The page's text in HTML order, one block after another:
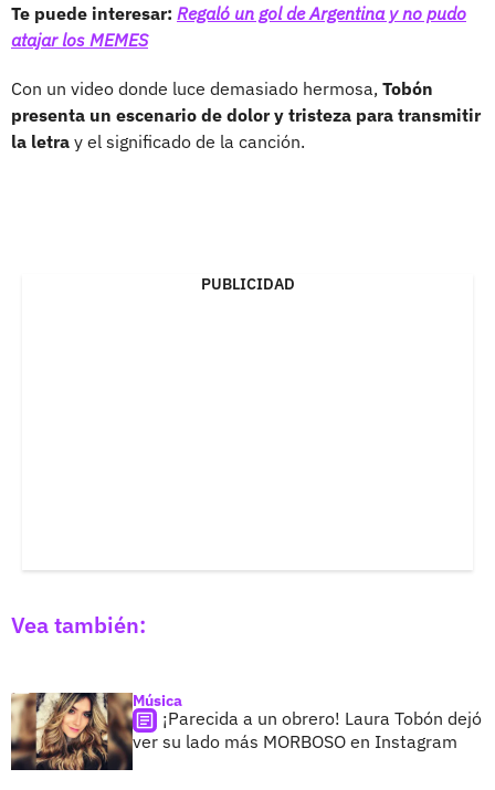
Te puede interesar: Regaló un gol de Argentina y no pudo
atajar los MEMES
Con un video donde luce demasiado hermosa, Tobón
presenta un escenario de dolor y tristeza para transmitir
la letra y el significado de la canción.
PUBLICIDAD
Vea también:
Música
¡Parecida a un obrero! Laura Tobón dejó
ver su lado más MORBOSO en Instagram